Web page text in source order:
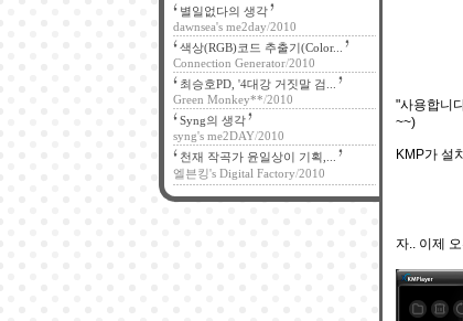
별일없다의 생각
dawnsea's me2day/2010
색상(RGB)코드 추출기(Color...
Connection Generator/2010
최승호PD, '4대강 거짓말 검...
Green Monkey**/2010
Syng의 생각
syng's me2DAY/2010
천재 작곡가 윤일상이 기획,...
엘븐킹's Digital Factory/2010
"사용합니
~~)
KMP가 설
자.. 이제